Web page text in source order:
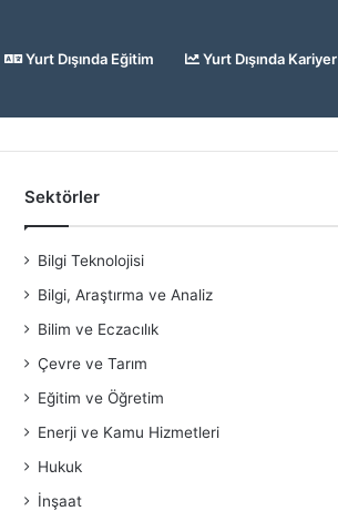
Yurt Dışında Eğitim Yurt Dışında Kariyer
Sektörler
Bilgi Teknolojisi
Bilgi, Araştırma ve Analiz
Bilim ve Eczacılık
Çevre ve Tarım
Eğitim ve Öğretim
Enerji ve Kamu Hizmetleri
Hukuk
İnşaat